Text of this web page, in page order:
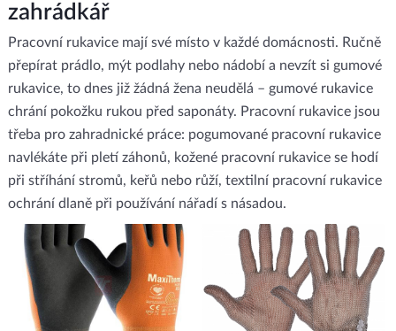
zahrádkář
Pracovní rukavice mají své místo v každé domácnosti. Ručně
přepírat prádlo, mýt podlahy nebo nádobí a nevzít si gumové
rukavice, to dnes již žádná žena neudělá – gumové rukavice
chrání pokožku rukou před saponáty. Pracovní rukavice jsou
třeba pro zahradnické práce: pogumované pracovní rukavice
navlékáte při pletí záhonů, kožené pracovní rukavice se hodí
při stříhání stromů, keřů nebo růží, textilní pracovní rukavice
ochrání dlaně při používání nářadí s násadou.